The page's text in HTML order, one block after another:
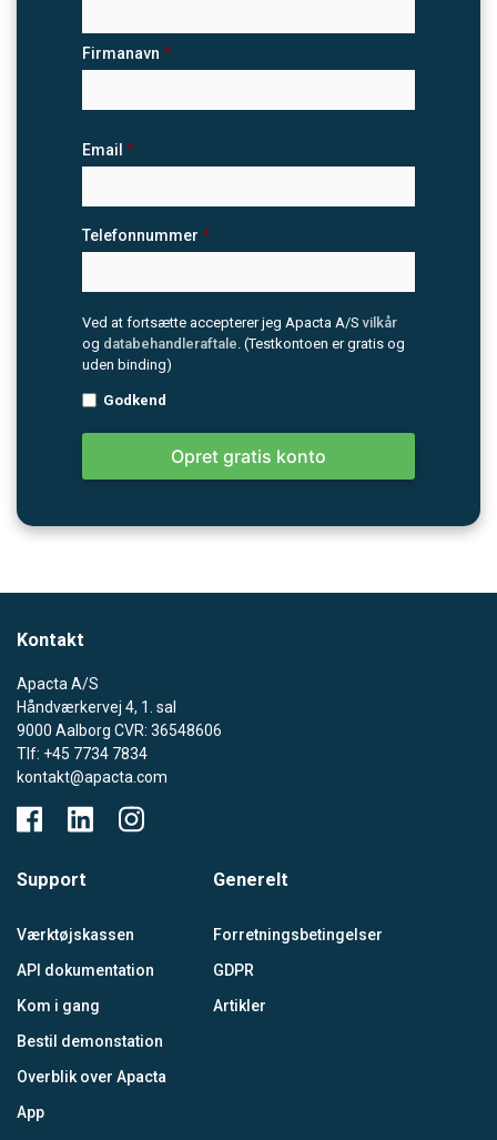
Firmanavn *
Email *
Telefonnummer *
Ved at fortsætte accepterer jeg Apacta A/Svilkår
og databehandleraftale. (Testkontoen er gratis og
uden binding)
Godkend
Opret gratis konto
Kontakt
Apacta A/S
Håndværkervej 4, 1. sal
9000 Aalborg CVR: 36548606
Tlf: +45 7734 7834
kontakt@apacta.com
Support
Værktøjskassen
API dokumentation
Kom i gang
Bestil demonstation
Overblik over Apacta
App
Generelt
Forretningsbetingelser
GDPR
Artikler